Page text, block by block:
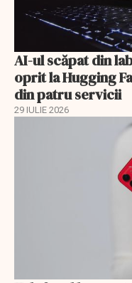
AI-ul scăpat din
oprit la Hugging
din patru servicii
29 IULIE 2026